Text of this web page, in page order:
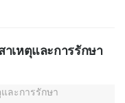
เหตุและการรักษา